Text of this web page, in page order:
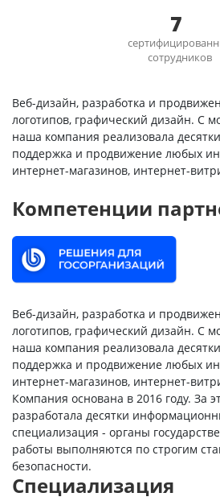
7
сотрудников
Веб-дизайн, разработка и
логотипов, графический дизайн. С
наша компания реализовала
поддержка и продвижение любых
интернет-магазинов, интернет-
Компетенции
Веб-дизайн, разработка и
логотипов, графический дизайн. С
наша компания реализовала
поддержка и продвижение любых
интернет-магазинов, интернет-
Компания основана в 2016 году. За
разработала десятки
специализация - органы
работы выполняются по строгим
безопасности.
Специализация